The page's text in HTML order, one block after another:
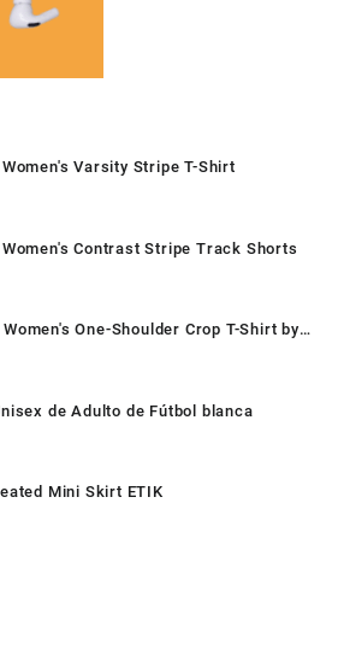
Varsity Stripe T-Shirt
Contrast Stripe Track Shorts
One-Shoulder Crop T-Shirt by
de Adulto de Fútbol blanca
Mini Skirt ETIK